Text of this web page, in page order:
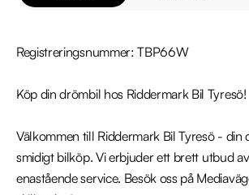
Registreringsnummer: TBP66W
Köp din drömbil hos Riddermark Bil Tyresö!
Välkommen till Riddermark Bil Tyresö - din
smidigt bilköp. Vi erbjuder ett brett utbud
enastående service. Besök oss på